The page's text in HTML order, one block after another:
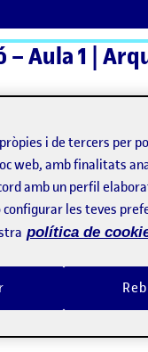
pròpies i de tercers per
web, amb finalitats
amb un perfil
les teves
política de